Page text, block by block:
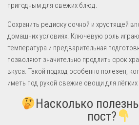
пригодным для свежих блюд.
Сохранить редиску сочной и хрустящей
домашних условиях. Ключевую роль
температура и предварительная
позволяют значительно продлить срок
вкуса. Такой подход особенно полезен,
иметь под рукой свежие овощи для
Насколько
пост?